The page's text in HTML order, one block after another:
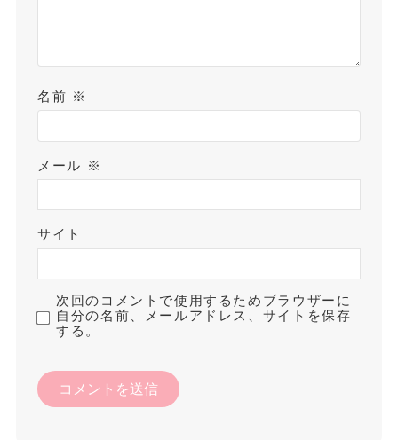
名前 ※
メール ※
サイト
次回のコメントで使用するためブラウザーに
自分の名前、メールアドレス、サイトを保存
する。